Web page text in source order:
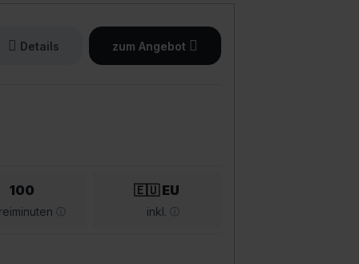
Details zum Angebot
100 🇪🇺 EU
inkl.